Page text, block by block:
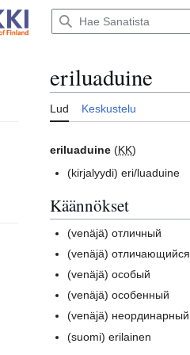
eriluaduine
Lud Keskustelu
eriluaduine (KK)
(kirjalyydi)eri/luaduine
Käännökset
(venäjä)отличный
(venäjä)отличающийся
(venäjä)особый
(venäjä)особенный
(venäjä) неординарный
(suomi)erilainen